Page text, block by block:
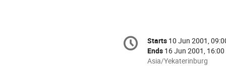
Conference
information
Date/Time
Starts 10 Jun 2001,
Ends 16 Jun 2001, 16:00
All
Asia/Yekaterinburg